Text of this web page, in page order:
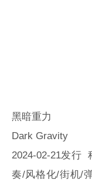
黑暗重力
Dark Gravity
2024-02-21发行
奏/风格化/街机/